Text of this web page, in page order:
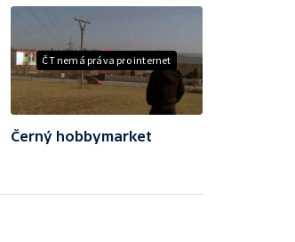
ČT nemá práva pro internet
Černý hobbymarket